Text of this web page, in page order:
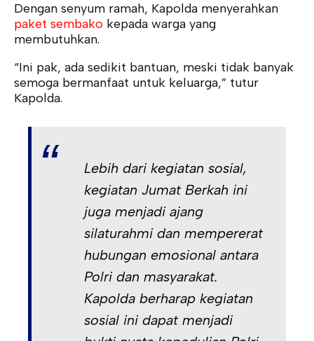
Dengan senyum ramah, Kapolda menyerahkan
paket sembako kepada warga yang
membutuhkan.
“Ini pak, ada sedikit bantuan, meski tidak banyak
semoga bermanfaat untuk keluarga,” tutur
Kapolda.
Lebih dari kegiatan sosial,
kegiatan Jumat Berkah ini
juga menjadi ajang
silaturahmi dan mempererat
hubungan emosional antara
Polri dan masyarakat.
Kapolda berharap kegiatan
sosial ini dapat menjadi